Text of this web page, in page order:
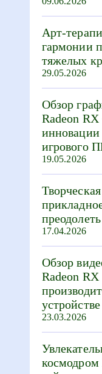
Арт-
гармонии
тяжелых
29.05.2026
Обзор
Radeon
инновации
игрового
19.05.2026
17.04.2026
Обзор
Radeon
устройстве
23.03.2026
космодром